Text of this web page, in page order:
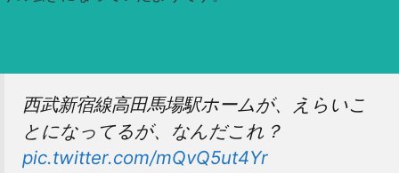
西武新宿線高田馬場駅ホームが、えらいこ
とになってるが、なんだこれ？
pic.twitter.com/mQvQ5ut4Yr